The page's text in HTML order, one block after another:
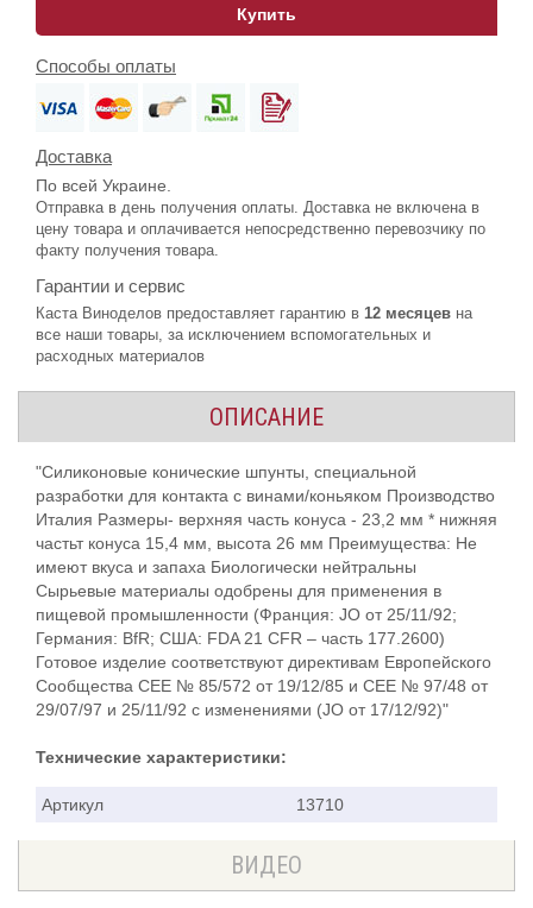
Купить
Способы оплаты
Доставка
По всей Украине.
Отправка в день получения оплаты. Доставка не включена в
цену товара и оплачивается непосредственно перевозчику по
факту получения товара.
Гарантии и сервис
Каста Виноделов предоставляет гарантию в 12 месяцев на
все наши товары, за исключением вспомогательных и
расходных материалов
ОПИСАНИЕ
"Силиконовые конические шпунты, специальной
разработки для контакта с винами/коньяком Производство
Италия Размеры- верхняя часть конуса - 23,2 мм * нижняя
частьт конуса 15,4 мм, высота 26 мм Преимущества: Не
имеют вкуса и запаха Биологически нейтральны
Сырьевые материалы одобрены для применения в
пищевой промышленности (Франция: JO от 25/11/92;
Германия: BfR; США: FDA 21 CFR – часть 177.2600)
Готовое изделие соответствуют директивам Европейского
Сообщества СЕЕ № 85/572 от 19/12/85 и СЕЕ № 97/48 от
29/07/97 и 25/11/92 с изменениями (JO от 17/12/92)"
Технические характеристики:
Артикул 13710
ВИДЕО